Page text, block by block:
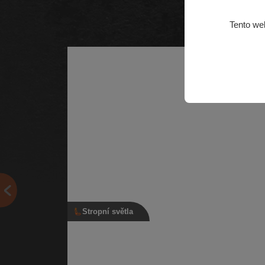
Stropní světla
Tento